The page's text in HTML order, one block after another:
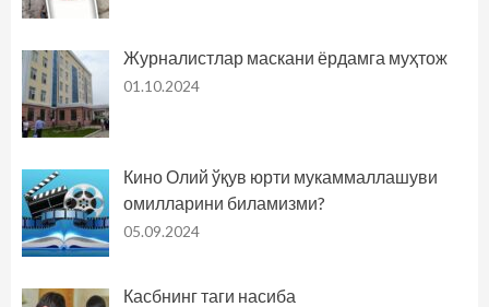
Журналистлар маскани ёрдамга муҳтож
01.10.2024
Кино Олий ўқув юрти мукаммаллашуви
омилларини биламизми?
05.09.2024
Касбнинг таги насиба